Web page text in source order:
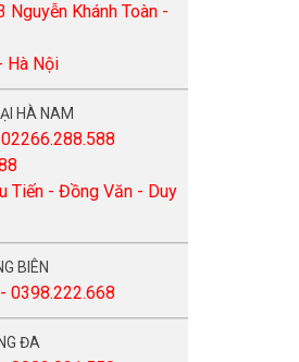
Khánh Toàn -
Hà Nội
HÀ NAM
Tiến - Đồng Văn - Duy
BIÊN
0398.222.668
ĐA